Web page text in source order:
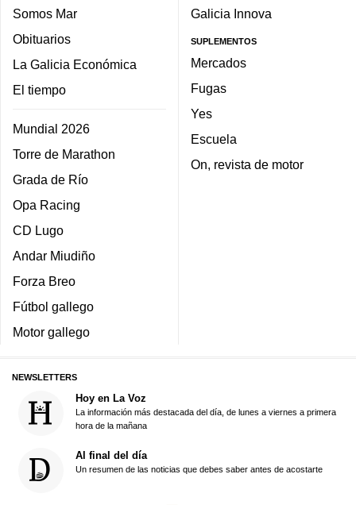
Somos Mar
Obituarios
La Galicia Económica
El tiempo
Mundial 2026
Torre de Marathon
Grada de Río
Opa Racing
CD Lugo
Andar Miudiño
Forza Breo
Fútbol gallego
Motor gallego
Galicia Innova
SUPLEMENTOS
Mercados
Fugas
Yes
Escuela
On, revista de motor
NEWSLETTERS
Hoy en La Voz
La información más destacada del día, de lunes a viernes a primera
hora de la mañana
Al final del día
Un resumen de las noticias que debes saber antes de acostarte